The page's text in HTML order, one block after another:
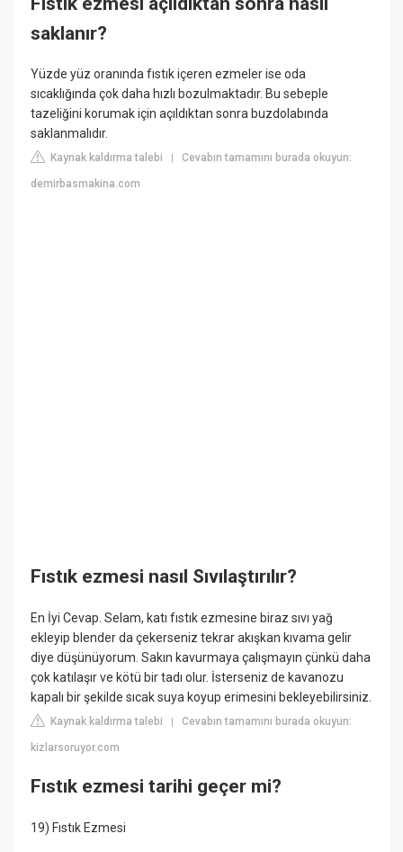
saklanır?
Yüzde yüz oranında fıstık içeren ezmeler ise oda
sıcaklığında çok daha hızlı bozulmaktadır. Bu sebeple
tazeliğini korumak için açıldıktan sonra buzdolabında
saklanmalıdır.
Kaynak kaldırma talebi |Cevabın tamamını burada okuyun:
demirbasmakina.com
Fıstık ezmesi nasıl Sıvılaştırılır?
En İyi Cevap. Selam, katı fıstık ezmesine biraz sıvı yağ
ekleyip blender da çekerseniz tekrar akışkan kıvama gelir
diye düşünüyorum. Sakın kavurmaya çalışmayın çünkü daha
çok katılaşır ve kötü bir tadı olur. İsterseniz de kavanozu
kapalı bir şekilde sıcak suya koyup erimesini bekleyebilirsiniz.
Kaynak kaldırma talebi |Cevabın tamamını burada okuyun:
kizlarsoruyor.com
Fıstık ezmesi tarihi geçer mi?
19) Fıstık Ezmesi